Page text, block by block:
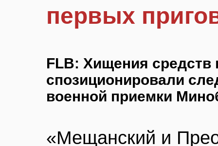
первых
FLB: Хищения
спозиционировали
военной приемки
«Мещанский и